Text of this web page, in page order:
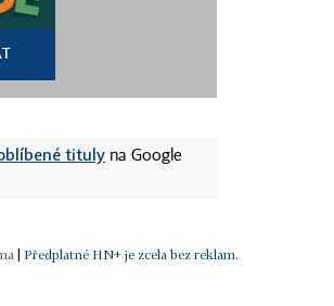
tituly na Google
| Předplatné HN+ je zcela bez reklam.